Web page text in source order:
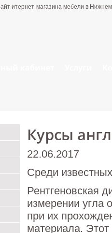
итернет-магазина мебели в
Курсы
22.06.2017
Среди
Рентгеновская
измерении угла
при их
материала.